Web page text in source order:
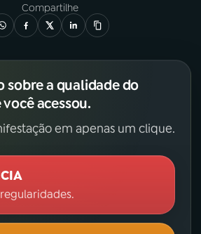
Compartilhe
sobre a qualidade do
acessou.
em apenas um clique.